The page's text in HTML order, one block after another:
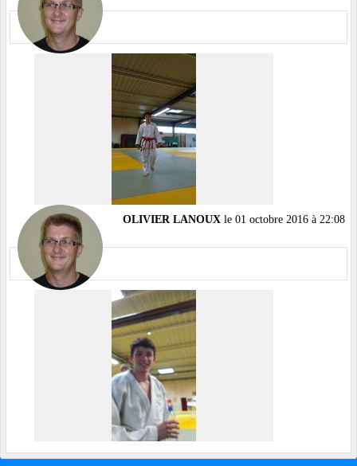
OLIVIER LANOUX le 01 octobre 2016 à 22:08